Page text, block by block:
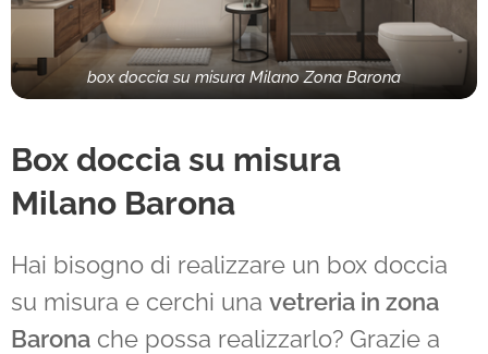
box doccia su misura Milano Zona Barona
Box doccia su misura
Milano Barona
Hai bisogno di realizzare un box doccia
su misura e cerchi una vetreria in zona
Barona che possa realizzarlo? Grazie a